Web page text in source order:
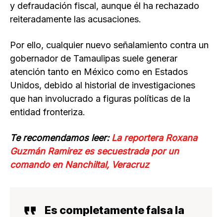
y defraudación fiscal, aunque él ha rechazado
reiteradamente las acusaciones.
Por ello, cualquier nuevo señalamiento contra un
gobernador de Tamaulipas suele generar
atención tanto en México como en Estados
Unidos, debido al historial de investigaciones
que han involucrado a figuras políticas de la
entidad fronteriza.
Te recomendamos leer:La reportera Roxana
Guzmán Ramirez es secuestrada por un
comando en Nanchiltal, Veracruz
Es completamente falsa la